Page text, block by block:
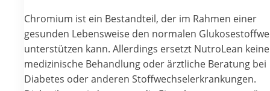
Chromium ist ein Bestandteil, der im Rahmen einer
gesunden Lebensweise den normalen
unterstützen kann. Allerdings ersetzt NutroLean keine
medizinische Behandlung oder ärztliche Beratung bei
Diabetes oder anderen Stoffwechselerkrankungen.